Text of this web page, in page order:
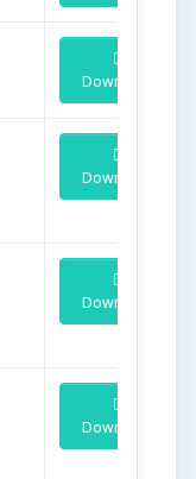
Download
Download
Download
Download